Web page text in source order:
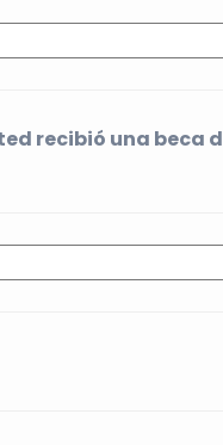
recibió una beca